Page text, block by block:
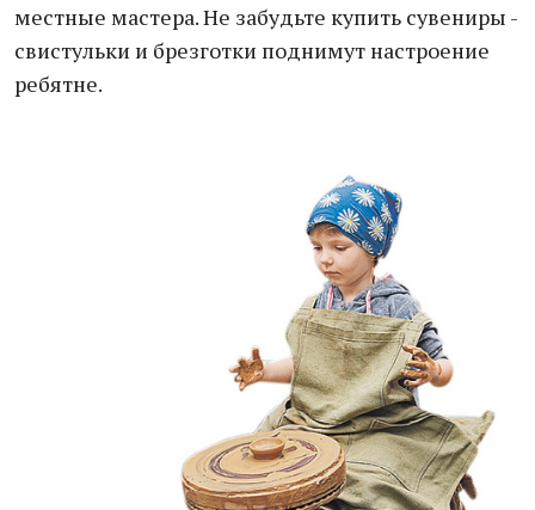
местные мастера. Не забудьте купить сувениры -
свистульки и брезготки поднимут настроение
ребятне.